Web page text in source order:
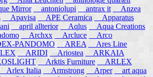
Mirror
antoniolupi antrax it
Anzea
Apavisa APE Ceramica
Apparatus
april allterior Aqlus Aqua Creations
Archxx Arcluce
Arco
PANDOMO
AREA
Ares Line
ARIDI Ariostea
ARKAIA
Arktis Furniture
ARLEX
Arlex Italia Armstrong Arper
art aqua